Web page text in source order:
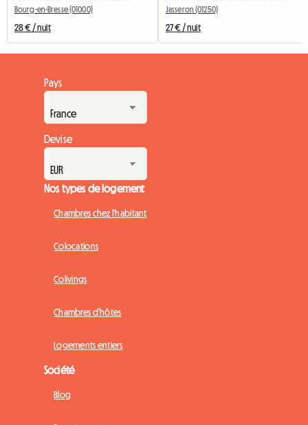
Bourg-en-Bresse (01000)
28 € / nuit
Jasseron (01250)
27 € / nuit
Pays
Devise
Nos types de logement
Chambres chez l'habitant
Colocations
Colivings
Chambres d'hôtes
Logements entiers
Société
Blog